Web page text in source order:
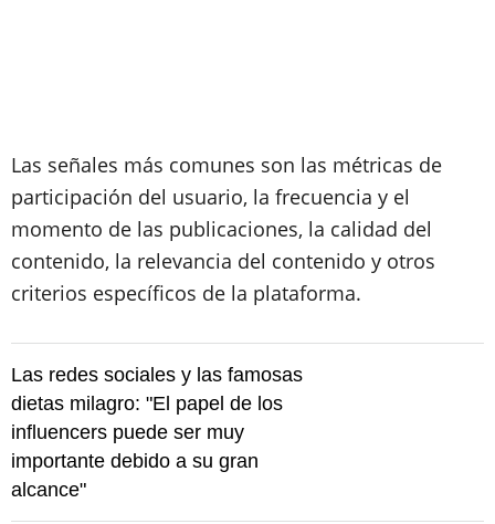
Las señales más comunes son las métricas de
participación del usuario, la frecuencia y el
momento de las publicaciones, la calidad del
contenido, la relevancia del contenido y otros
criterios específicos de la plataforma.
Las redes sociales y las famosas
dietas milagro: "El papel de los
influencers puede ser muy
importante debido a su gran
alcance"